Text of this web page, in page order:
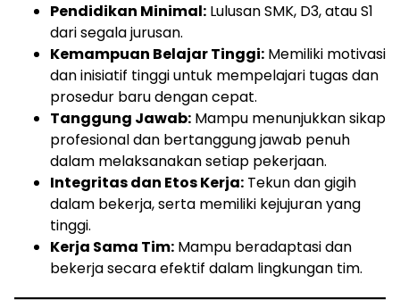
Pendidikan Minimal: Lulusan SMK, D3, atau S1
dari segala jurusan.
Kemampuan Belajar Tinggi: Memiliki motivasi
dan inisiatif tinggi untuk mempelajari tugas dan
prosedur baru dengan cepat.
Tanggung Jawab: Mampu menunjukkan sikap
profesional dan bertanggung jawab penuh
dalam melaksanakan setiap pekerjaan.
Integritas dan Etos Kerja: Tekun dan gigih
dalam bekerja, serta memiliki kejujuran yang
tinggi.
Kerja Sama Tim: Mampu beradaptasi dan
bekerja secara efektif dalam lingkungan tim.